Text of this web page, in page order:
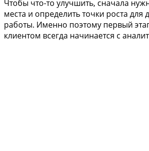
Чтобы что-то улучшить, сначала
места и определить точки роста для
работы. Именно поэтому первый
клиентом всегда начинается с